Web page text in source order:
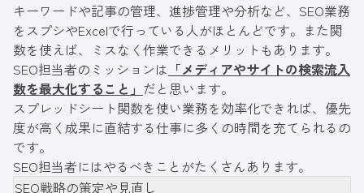
キーワードや記事の管理、進捗管理や分析など、SEO業務
をスプシやExcelで行っている人がほとんどです。また関
数を使えば、ミスなく作業できるメリットもあります。
SEO担当者のミッションは 「メディアやサイトの検索流入
数を最大化すること」 だと思います。
スプレッドシート関数を使い業務を効率化できれば、優先
度が高く成果に直結する仕事に多くの時間を充てられるの
です。
SEO担当者にはやるべきことがたくさんあります。
SEO戦略の策定や見直し